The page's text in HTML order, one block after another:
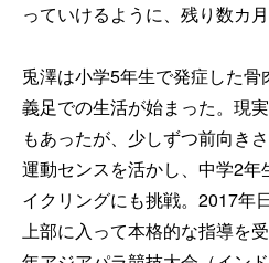
っていけるように、残り数カ
兎澤は小学5年生で発症した骨
義足での生活が始まった。現
もあったが、少しずつ前向き
運動センスを活かし、中学2
イクリングにも挑戦。2017年
上部に入って本格的な指導を